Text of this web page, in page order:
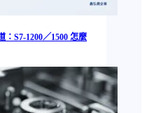
S7-1200／1500 怎麼